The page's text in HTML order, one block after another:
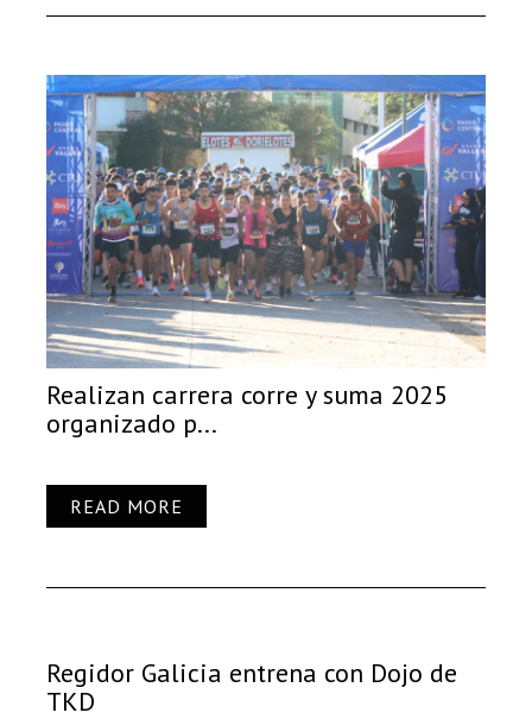
Realizan carrera corre y suma 2025
organizado p...
READ MORE
Regidor Galicia entrena con Dojo de
TKD